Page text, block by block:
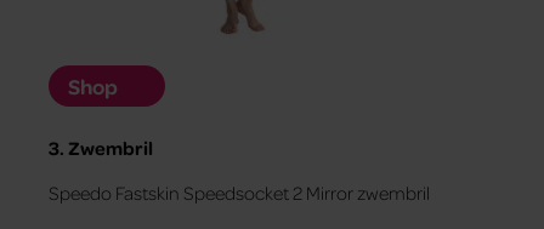
Shop
3. Zwembril
Speedo Fastskin Speedsocket 2 Mirror zwembril